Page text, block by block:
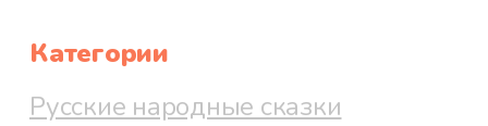
Категории
Русские народные сказки